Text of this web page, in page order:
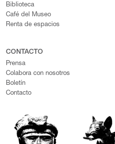
Biblioteca
Café del Museo
Renta de espacios
CONTACTO
Prensa
Colabora con nosotros
Boletín
Contacto